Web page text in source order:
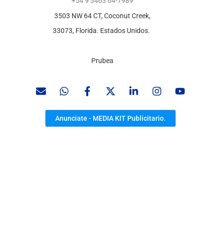
3503 NW 64 CT, Coconut Creek,
33073, Florida. Estados Unidos.
Prubea
Anunciate - MEDIA KIT Publicitario.